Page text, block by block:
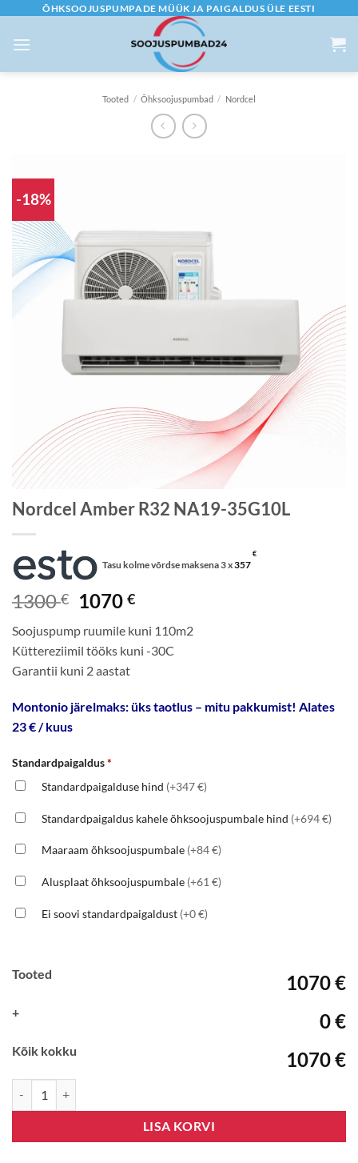
content
ÕHKSOOJUSPUMPADE MÜÜK JA PAIGALDUS ÜLE EESTI
Tooted / Õhksoojuspumbad / Nordcel
-18%
Nordcel Amber R32 NA19-35G10L
Tasu kolme võrdse maksena 3 x357
€
1300€
Algne
oli:
1300 €.
1070€Current
is:
1070 €.
Soojuspump ruumile kuni 110m2
Küttereziimil tööks kuni -30C
Garantii kuni 2 aastat
Montonio järelmaks: üks taotlus – mitu pakkumist! Alates
23 € / kuus
Standardpaigaldus*
Standardpaigalduse hind (+347 €)
Standardpaigaldus kahele õhksoojuspumbale hind (+694 €)
Maaraam õhksoojuspumbale (+84 €)
Alusplaat õhksoojuspumbale (+61 €)
Ei soovi standardpaigaldust (+0 €)
Tooted 1070 €
+ 0 €
Kõik kokku 1070 €
LISA KORVI